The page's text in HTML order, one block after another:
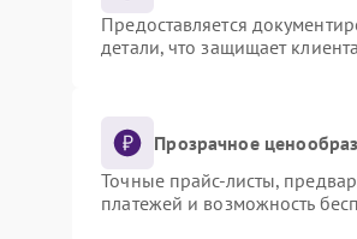
Предоставляется
детали, что защищает
Прозрачное
Точные прайс-листы,
платежей и возможность